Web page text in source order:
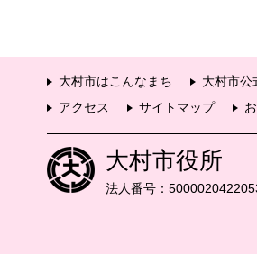
大村市はこんなまち 大村市公
アクセス
サイトマップ
大村市役所
法人番号：